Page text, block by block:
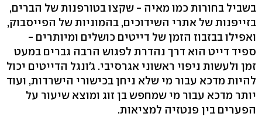
בשביל בחורות כמו מאיה - שקצו בטורפנות של הברים,
בזייפנות של אתרי השידוכים, בהמוניות של הפייסבוק,
ואפילו בבזבוז הזמן של דייטים כושלים ומיותרים -
ספיד דייט הוא דרך נהדרת לפגוש הרבה גברים במעט
זמן ולעשות ניפוי ראשוני אגרסיבי. ג'ונגל הדייטים יכול
להיות מדכא עבור מי שלא ניחן בכישורי הישרדות, ועוד
יותר מדכא עבור מי שמחפש בן זוג ומוצא שיעור על
הפערים בין פנטזיה למציאות.